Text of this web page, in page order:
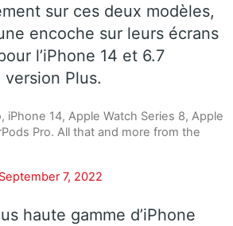
sur ces deux modèles,
encoche sur leurs écrans
l’iPhone 14 et 6.7
Plus.
iPhone 14, Apple Watch Series 8, Apple
Pro. All that and more from the
September 7, 2022
haute gamme d’iPhone